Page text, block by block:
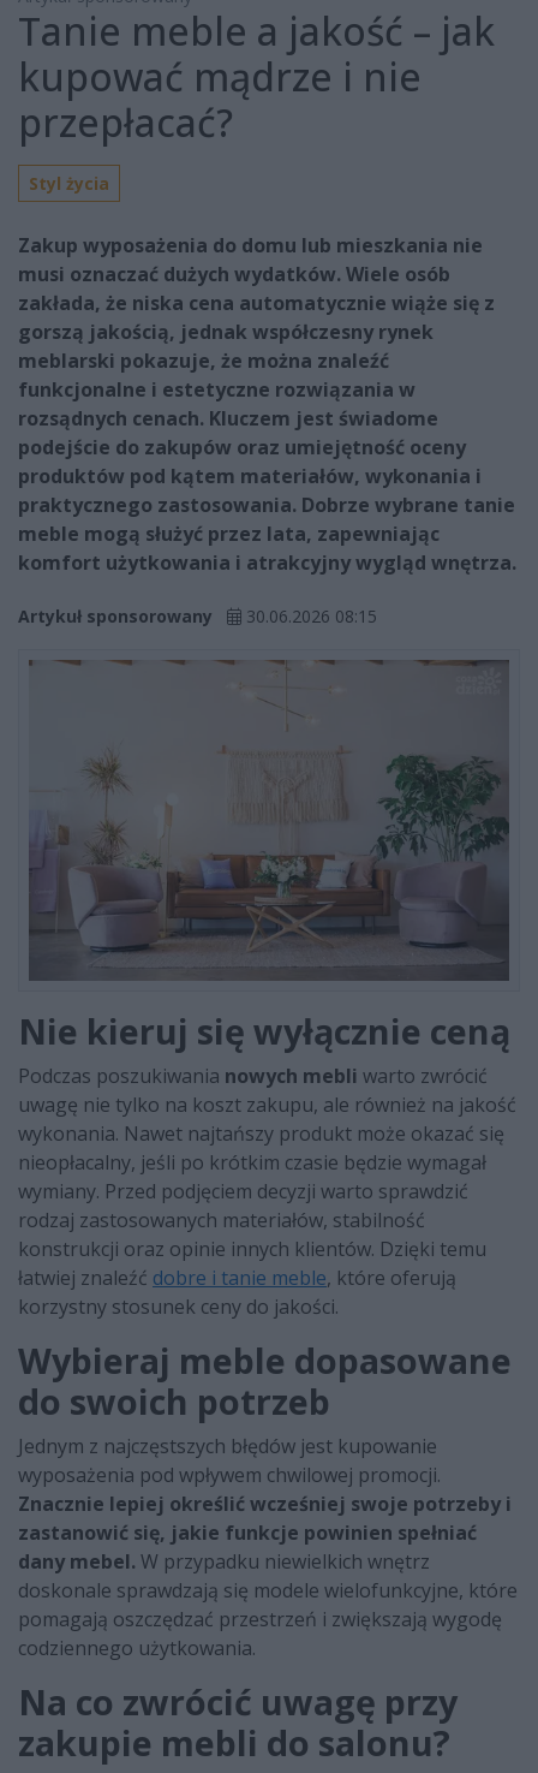
Tanie meble a jakość – jak
kupować mądrze i nie
przepłacać?
Styl życia
Zakup wyposażenia do domu lub mieszkania nie
musi oznaczać dużych wydatków. Wiele osób
zakłada, że niska cena automatycznie wiąże się z
gorszą jakością, jednak współczesny rynek
meblarski pokazuje, że można znaleźć
funkcjonalne i estetyczne rozwiązania w
rozsądnych cenach. Kluczem jest świadome
podejście do zakupów oraz umiejętność oceny
produktów pod kątem materiałów, wykonania i
praktycznego zastosowania. Dobrze wybrane tanie
meble mogą służyć przez lata, zapewniając
komfort użytkowania i atrakcyjny wygląd wnętrza.
Artykuł sponsorowany 30.06.2026 08:15
Nie kieruj się wyłącznie ceną
Podczas poszukiwania nowych mebli warto zwrócić
uwagę nie tylko na koszt zakupu, ale również na jakość
wykonania. Nawet najtańszy produkt może okazać się
nieopłacalny, jeśli po krótkim czasie będzie wymagał
wymiany. Przed podjęciem decyzji warto sprawdzić
rodzaj zastosowanych materiałów, stabilność
konstrukcji oraz opinie innych klientów. Dzięki temu
łatwiej znaleźć dobre i tanie meble, które oferują
korzystny stosunek ceny do jakości.
Wybieraj meble dopasowane
do swoich potrzeb
Jednym z najczęstszych błędów jest kupowanie
wyposażenia pod wpływem chwilowej promocji.
Znacznie lepiej określić wcześniej swoje potrzeby i
zastanowić się, jakie funkcje powinien spełniać
dany mebel. W przypadku niewielkich wnętrz
doskonale sprawdzają się modele wielofunkcyjne, które
pomagają oszczędzać przestrzeń i zwiększają wygodę
codziennego użytkowania.
Na co zwrócić uwagę przy
zakupie mebli do salonu?